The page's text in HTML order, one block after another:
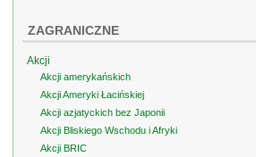
ZAGRANICZNE
Akcji
Akcji amerykańskich
Akcji Ameryki Łacińskiej
Akcji azjatyckich bez Japonii
Akcji Bliskiego Wschodu i Afryki
Akcji BRIC